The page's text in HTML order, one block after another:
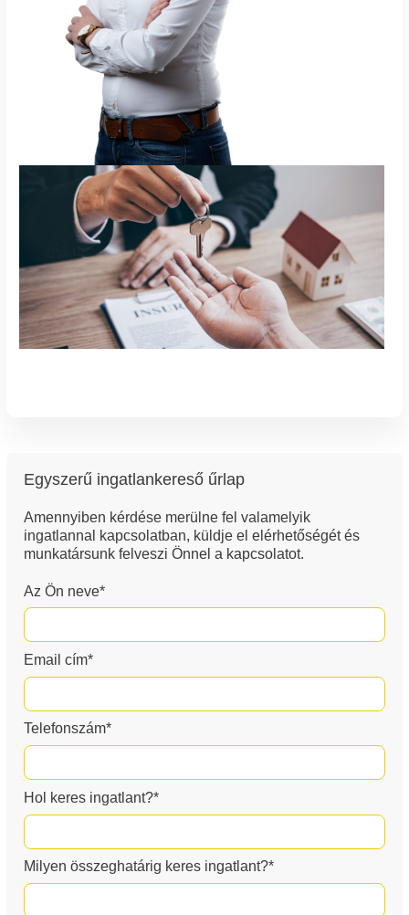
Egyszerű ingatlankereső űrlap
Amennyiben kérdése merülne fel valamelyik
ingatlannal kapcsolatban, küldje el elérhetőségét és
munkatársunk felveszi Önnel a kapcsolatot.
Az Ön neve*
Email cím*
Telefonszám*
Hol keres ingatlant?*
Milyen összeghatárig keres ingatlant?*